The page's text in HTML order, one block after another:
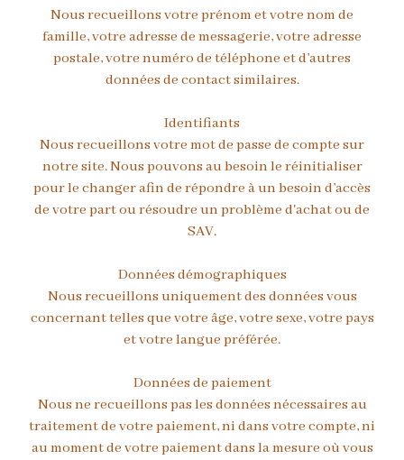
Nous recueillons votre prénom et votre nom de
famille, votre adresse de messagerie, votre adresse
postale, votre numéro de téléphone et d’autres
données de contact similaires.
Identifiants
Nous recueillons votre mot de passe de compte sur
notre site. Nous pouvons au besoin le réinitialiser
pour le changer afin de répondre à un besoin d’accès
de votre part ou résoudre un problème d'achat ou de
SAV.
Données démographiques
Nous recueillons uniquement des données vous
concernant telles que votre âge, votre sexe, votre pays
et votre langue préférée.
Données de paiement
Nous ne recueillons pas les données nécessaires au
traitement de votre paiement, ni dans votre compte, ni
au moment de votre paiement dans la mesure où vous